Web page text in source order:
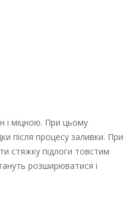
і міцною. При цьому
після процесу заливки. При
стяжку підлоги товстим
розширюватися і